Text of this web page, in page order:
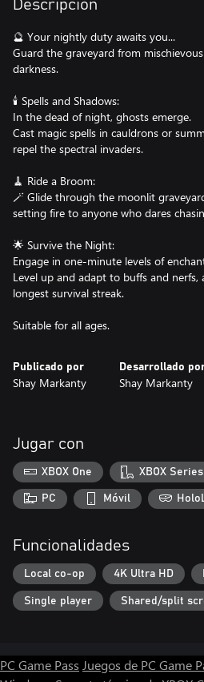
Descripción
🔮 Your nightly duty awaits you...
Guard the graveyard from
darkness.
🕯️ Spells and Shadows:
In the dead of night, ghosts emerge.
Cast magic spells in cauldrons or
repel the spectral invaders.
🧹 Ride a Broom:
🪄 Glide through the moonlit
setting fire to anyone who dares
🌟 Survive the Night:
Engage in one-minute levels of
Level up and adapt to buffs and
longest survival streak.
Suitable for all ages.
Publicado por
Shay Markanty
Desarrollado
Shay Markanty
Jugar con
XBOX One XBOX
PC Móvil
Funcionalidades
Local co-op 4K Ultra HD
Single player Shared/split
PC Game Pass Juegos de PC Game